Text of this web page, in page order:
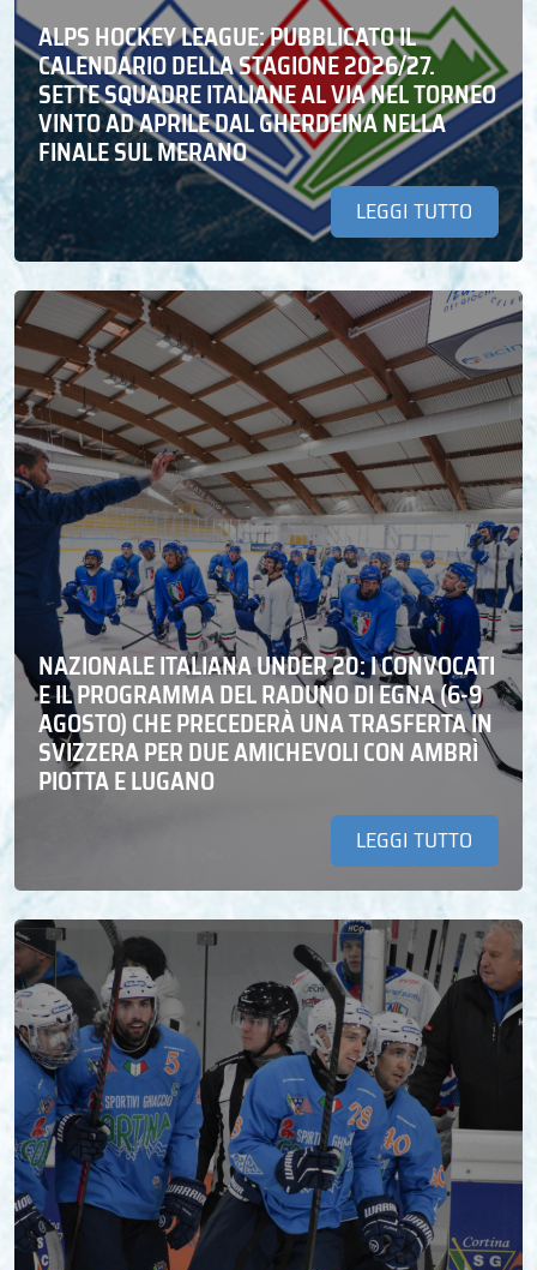
ALPS HOCKEY LEAGUE: PUBBLICATO IL
CALENDARIO DELLA STAGIONE 2026/27.
SETTE SQUADRE ITALIANE AL VIA NEL TORNEO
VINTO AD APRILE DAL GHERDEINA NELLA
FINALE SUL MERANO
LEGGI TUTTO
NAZIONALE ITALIANA UNDER 20: I CONVOCATI
E IL PROGRAMMA DEL RADUNO DI EGNA (6-9
AGOSTO) CHE PRECEDERÀ UNA TRASFERTA IN
SVIZZERA PER DUE AMICHEVOLI CON AMBRÌ
PIOTTA E LUGANO
LEGGI TUTTO